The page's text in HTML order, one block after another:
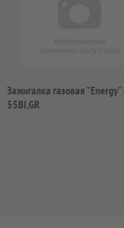
Зажигалка газовая "Energy"
55BI,GR